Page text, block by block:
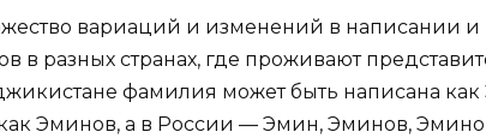
вариаций и изменений в написании
разных странах, где проживают
фамилия может быть написана как
Эминов, а в России — Эмин, Эминов,